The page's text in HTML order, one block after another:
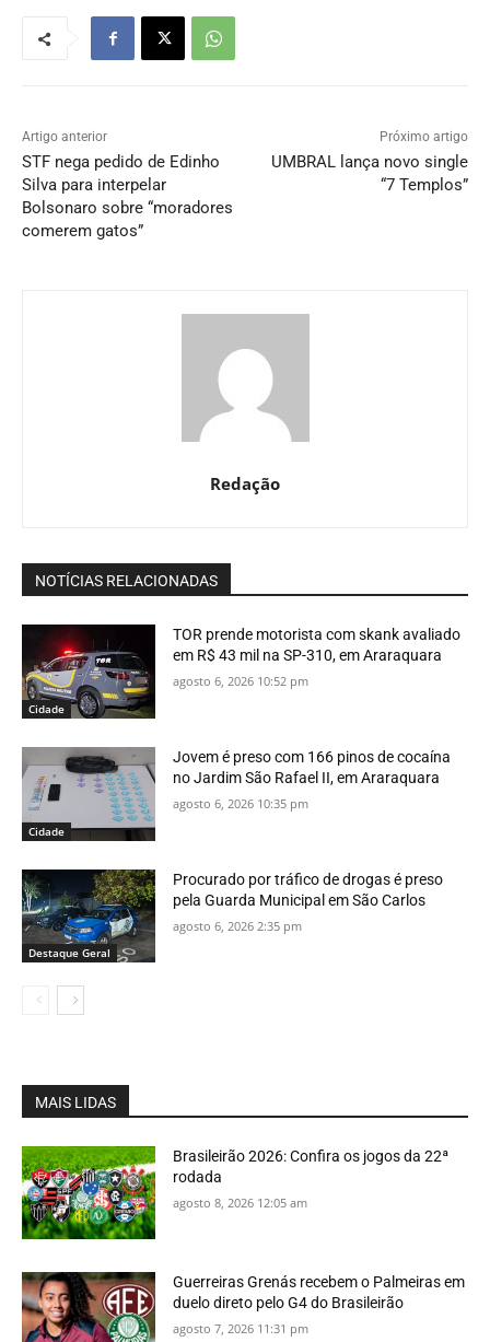
Artigo anterior
STF nega pedido de Edinho
Silva para interpelar
Bolsonaro sobre “moradores
comerem gatos”
Próximo artigo
UMBRAL lança novo single
“7 Templos”
Redação
NOTÍCIAS RELACIONADAS
Cidade
TOR prende motorista com skank avaliado
em R$ 43 mil na SP-310, em Araraquara
agosto 6, 2026 10:52 pm
Cidade
Jovem é preso com 166 pinos de cocaína
no Jardim São Rafael II, em Araraquara
agosto 6, 2026 10:35 pm
Destaque Geral
Procurado por tráfico de drogas é preso
pela Guarda Municipal em São Carlos
agosto 6, 2026 2:35 pm
MAIS LIDAS
Brasileirão 2026: Confira os jogos da 22ª
rodada
agosto 8, 2026 12:05 am
Guerreiras Grenás recebem o Palmeiras em
duelo direto pelo G4 do Brasileirão
agosto 7, 2026 11:31 pm